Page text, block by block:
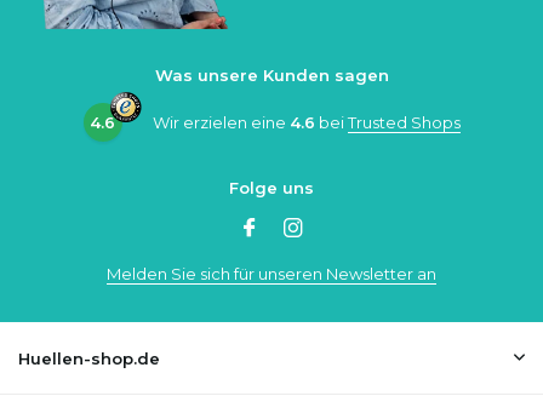
Was unsere Kunden sagen
4.6 Wir erzielen eine 4.6 beiTrusted Shops
Folge uns
Melden Sie sich für unseren Newsletter an
Huellen-shop.de